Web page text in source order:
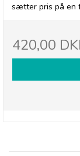
sætter pris på en
420,00